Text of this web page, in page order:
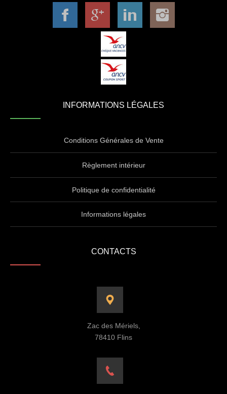
INFORMATIONS LÉGALES
Conditions Générales de Vente
Règlement intérieur
Politique de confidentialité
Informations légales
CONTACTS
Zac des Mériels,
78410 Flins